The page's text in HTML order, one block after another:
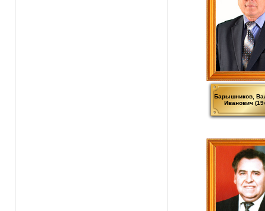
Барышников,
Иванович